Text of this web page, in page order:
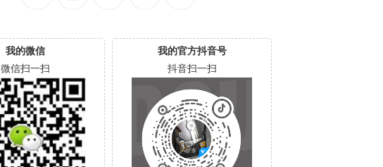
我的微信
微信扫一扫
我的官方抖音号
抖音扫一扫